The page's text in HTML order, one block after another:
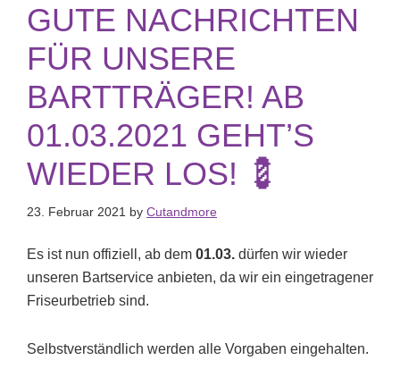
GUTE NACHRICHTEN
FÜR UNSERE
BARTTRÄGER! AB
01.03.2021 GEHT’S
WIEDER LOS! 💈
23. Februar 2021 by Cutandmore
Es ist nun offiziell, ab dem 01.03. dürfen wir wieder
unseren Bartservice anbieten, da wir ein eingetragener
Friseurbetrieb sind.
Selbstverständlich werden alle Vorgaben eingehalten.